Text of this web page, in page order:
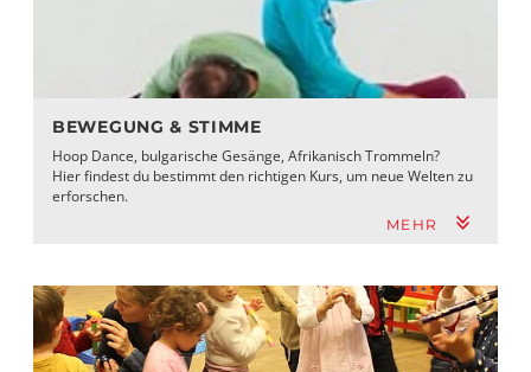
BEWEGUNG & STIMME
Hoop Dance, bulgarische Gesänge, Afrikanisch Trommeln?
Hier findest du bestimmt den richtigen Kurs, um neue Welten zu
erforschen.
MEHR